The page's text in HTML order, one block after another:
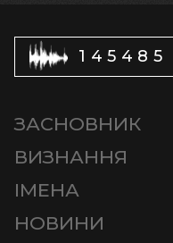
145485
ЗАСНОВНИК
ВИЗНАННЯ
ІМЕНА
НОВИНИ